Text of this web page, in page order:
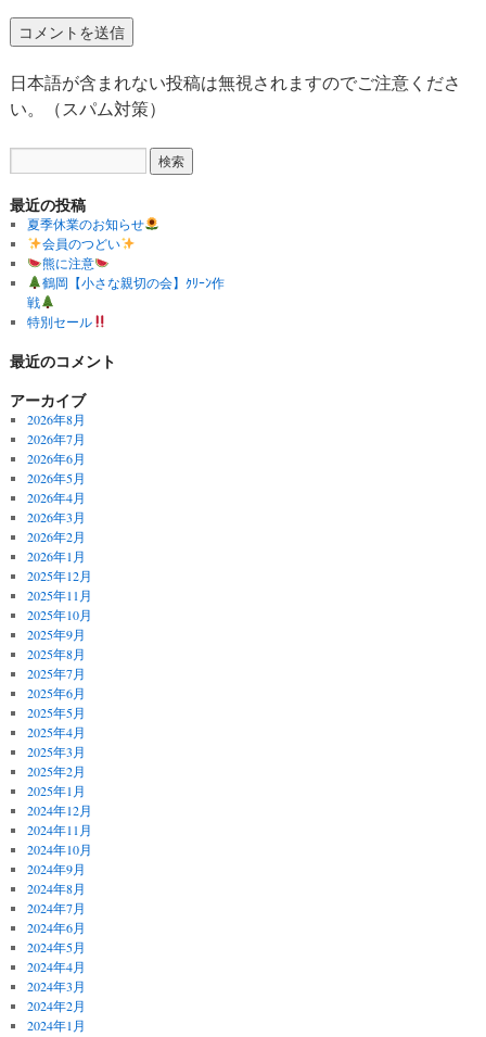
日本語が含まれない投稿は無視されますのでご注意くださ
い。（スパム対策）
最近の投稿
夏季休業のお知らせ
会員のつどい
熊に注意
鶴岡【小さな親切の会】ｸﾘｰﾝ作
戦
特別セール
最近のコメント
アーカイブ
2026年8月
2026年7月
2026年6月
2026年5月
2026年4月
2026年3月
2026年2月
2026年1月
2025年12月
2025年11月
2025年10月
2025年9月
2025年8月
2025年7月
2025年6月
2025年5月
2025年4月
2025年3月
2025年2月
2025年1月
2024年12月
2024年11月
2024年10月
2024年9月
2024年8月
2024年7月
2024年6月
2024年5月
2024年4月
2024年3月
2024年2月
2024年1月